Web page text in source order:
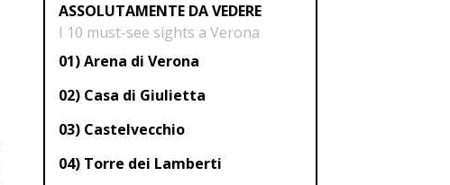
ASSOLUTAMENTE DA VEDERE
I 10 must-see sights a Verona
01) Arena di Verona
02) Casa di Giulietta
03) Castelvecchio
04) Torre dei Lamberti